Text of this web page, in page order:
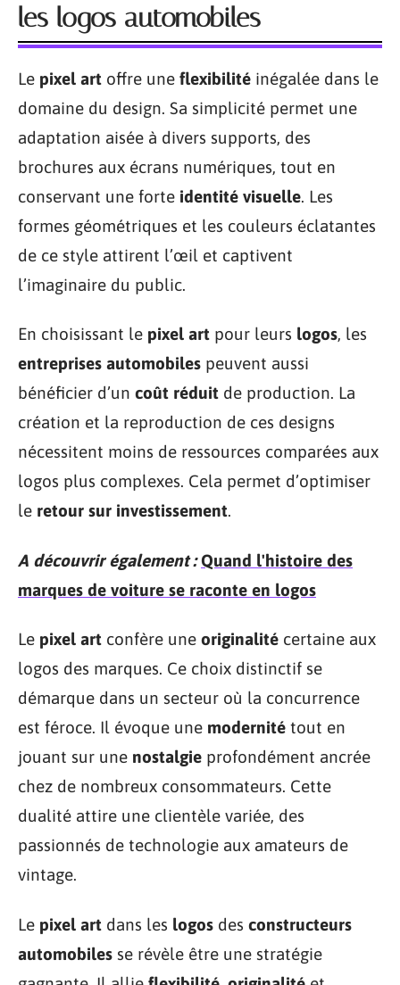
les logos automobiles
Le pixel art offre une flexibilité inégalée dans le
domaine du design. Sa simplicité permet une
adaptation aisée à divers supports, des
brochures aux écrans numériques, tout en
conservant une forte identité visuelle. Les
formes géométriques et les couleurs éclatantes
de ce style attirent l’œil et captivent
l’imaginaire du public.
En choisissant le pixel art pour leurs logos, les
entreprises automobiles peuvent aussi
bénéficier d’un coût réduit de production. La
création et la reproduction de ces designs
nécessitent moins de ressources comparées aux
logos plus complexes. Cela permet d’optimiser
le retour sur investissement.
A découvrir également : Quand l'histoire des
marques de voiture se raconte en logos
Le pixel art confère une originalité certaine aux
logos des marques. Ce choix distinctif se
démarque dans un secteur où la concurrence
est féroce. Il évoque une modernité tout en
jouant sur une nostalgie profondément ancrée
chez de nombreux consommateurs. Cette
dualité attire une clientèle variée, des
passionnés de technologie aux amateurs de
vintage.
Le pixel art dans les logos des constructeurs
automobiles se révèle être une stratégie